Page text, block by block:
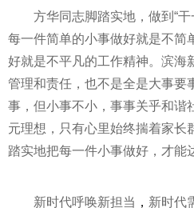
方华同志脚踏实地，做到“
每一件简单的小事做好就是不简
好就是不平凡的工作精神。滨海
管理和责任，也不是全是大事要
事，但小事不小，事事关乎和谐
元理想，只有心里始终揣着家长
踏实地把每一件小事做好，才能
新时代呼唤新担当 ， 新时代